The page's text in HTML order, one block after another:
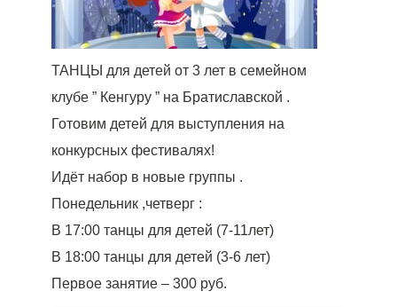
ТАНЦЫ для детей от 3 лет в семейном
клубе ” Кенгуру ” на Братиславской .
Готовим детей для выступления на
конкурсных фестивалях!
Идёт набор в новые группы .
Понедельник ,четверг :
В 17:00 танцы для детей (7-11лет)
В 18:00 танцы для детей (3-6 лет)
Первое занятие – 300 руб.